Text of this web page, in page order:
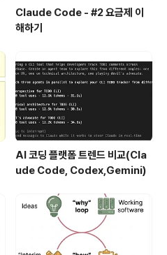
Claude Code - #2 요금제 이
해하기
AI 코딩 플랫폼 트렌드 비교(Cla
ude Code, Codex,Gemini)